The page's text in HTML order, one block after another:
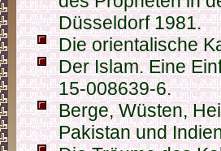
Düsseldorf 1981.
Die orientalische
Der Islam. Eine
15-008639-6.
Berge, Wüsten,
Pakistan und